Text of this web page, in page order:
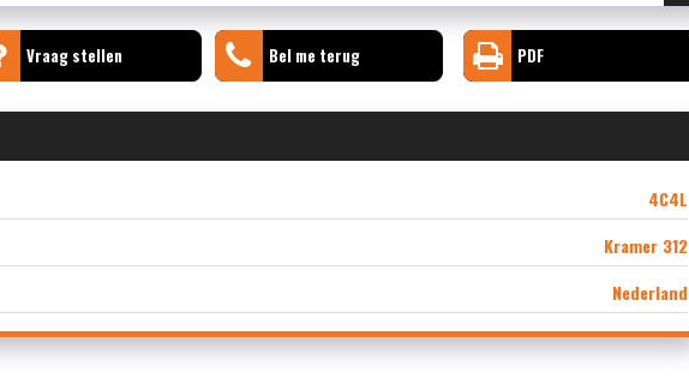
Vraag stellen Bel me terug PDF
4C4L
Kramer 312
Nederland